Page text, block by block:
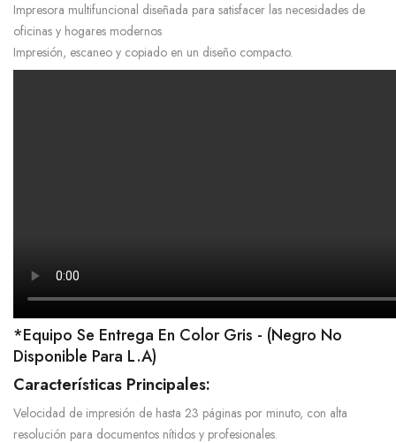
Impresora multifuncional diseñada para satisfacer las necesidades de
oficinas y hogares modernos
Impresión, escaneo y copiado en un diseño compacto.
*Equipo Se Entrega En Color Gris - (negro No
Disponible Para L.A)
Características Principales:
Velocidad de impresión de hasta 23 páginas por minuto, con alta
resolución para documentos nítidos y profesionales.